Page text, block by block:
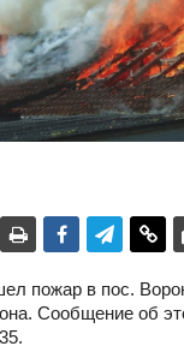
пожар в пос.
Сообщение об